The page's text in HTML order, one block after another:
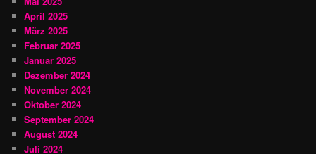
April 2025
März 2025
Februar 2025
Januar 2025
Dezember 2024
November 2024
Oktober 2024
September 2024
August 2024
Juli 2024